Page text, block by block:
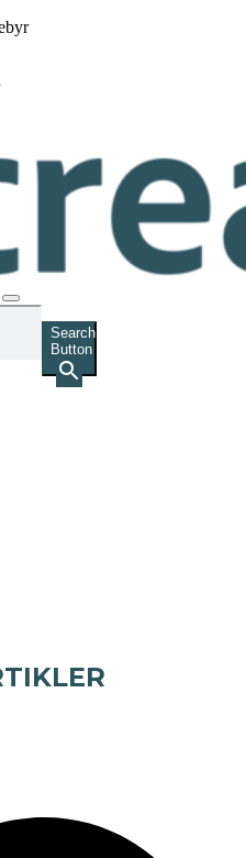
Search
Button